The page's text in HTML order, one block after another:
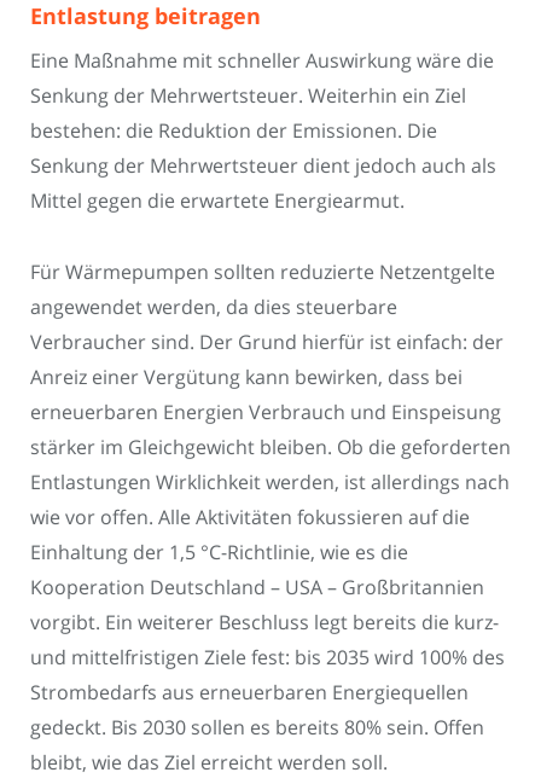
Entlastung beitragen
Eine Maßnahme mit schneller Auswirkung wäre die
Senkung der Mehrwertsteuer. Weiterhin ein Ziel
bestehen: die Reduktion der Emissionen. Die
Senkung der Mehrwertsteuer dient jedoch auch als
Mittel gegen die erwartete Energiearmut.
Für Wärmepumpen sollten reduzierte Netzentgelte
angewendet werden, da dies steuerbare
Verbraucher sind. Der Grund hierfür ist einfach: der
Anreiz einer Vergütung kann bewirken, dass bei
erneuerbaren Energien Verbrauch und Einspeisung
stärker im Gleichgewicht bleiben. Ob die geforderten
Entlastungen Wirklichkeit werden, ist allerdings nach
wie vor offen. Alle Aktivitäten fokussieren auf die
Einhaltung der 1,5 °C-Richtlinie, wie es die
Kooperation Deutschland – USA – Großbritannien
vorgibt. Ein weiterer Beschluss legt bereits die kurz-
und mittelfristigen Ziele fest: bis 2035 wird 100% des
Strombedarfs aus erneuerbaren Energiequellen
gedeckt. Bis 2030 sollen es bereits 80% sein. Offen
bleibt, wie das Ziel erreicht werden soll.